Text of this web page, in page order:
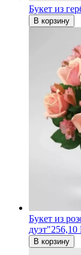
Букет из
В корзину
Букет из
дуэт"256,10
В корзину